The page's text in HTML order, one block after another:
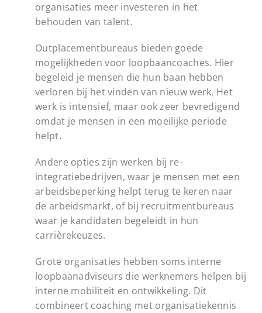
organisaties meer investeren in het
behouden van talent.
Outplacementbureaus bieden goede
mogelijkheden voor loopbaancoaches. Hier
begeleid je mensen die hun baan hebben
verloren bij het vinden van nieuw werk. Het
werk is intensief, maar ook zeer bevredigend
omdat je mensen in een moeilijke periode
helpt.
Andere opties zijn werken bij re-
integratiebedrijven, waar je mensen met een
arbeidsbeperking helpt terug te keren naar
de arbeidsmarkt, of bij recruitmentbureaus
waar je kandidaten begeleidt in hun
carrièrekeuzes.
Grote organisaties hebben soms interne
loopbaanadviseurs die werknemers helpen bij
interne mobiliteit en ontwikkeling. Dit
combineert coaching met organisatiekennis